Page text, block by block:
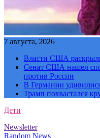
7 августа, 2026
Власти США
Сенат США нашел
против России
В Германии
Трамп похвастался
Дети
Newsletter
Random News